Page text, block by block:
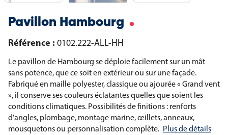
Pavillon Hambourg
Référence : 0102.222-ALL-HH
Le pavillon de Hambourg se déploie facilement sur un mât
sans potence, que ce soit en extérieur ou sur une façade.
Fabriqué en maille polyester, classique ou ajourée « Grand vent
», il conserve ses couleurs éclatantes quelles que soient les
conditions climatiques. Possibilités de finitions : renforts
d’angles, plombage, montage marine, œillets, anneaux,
mousquetons ou personnalisation complète. Plus de détails